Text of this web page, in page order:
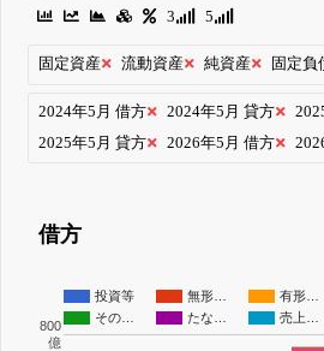
3 5
固定資産 流動資産 純資産 固定負
2024年5月 借方 2024年5月 貸方
2025年5月 貸方
2026年5月 借方
借方
投資等 無形…
有形…
その…
たな… 売上…
800
億